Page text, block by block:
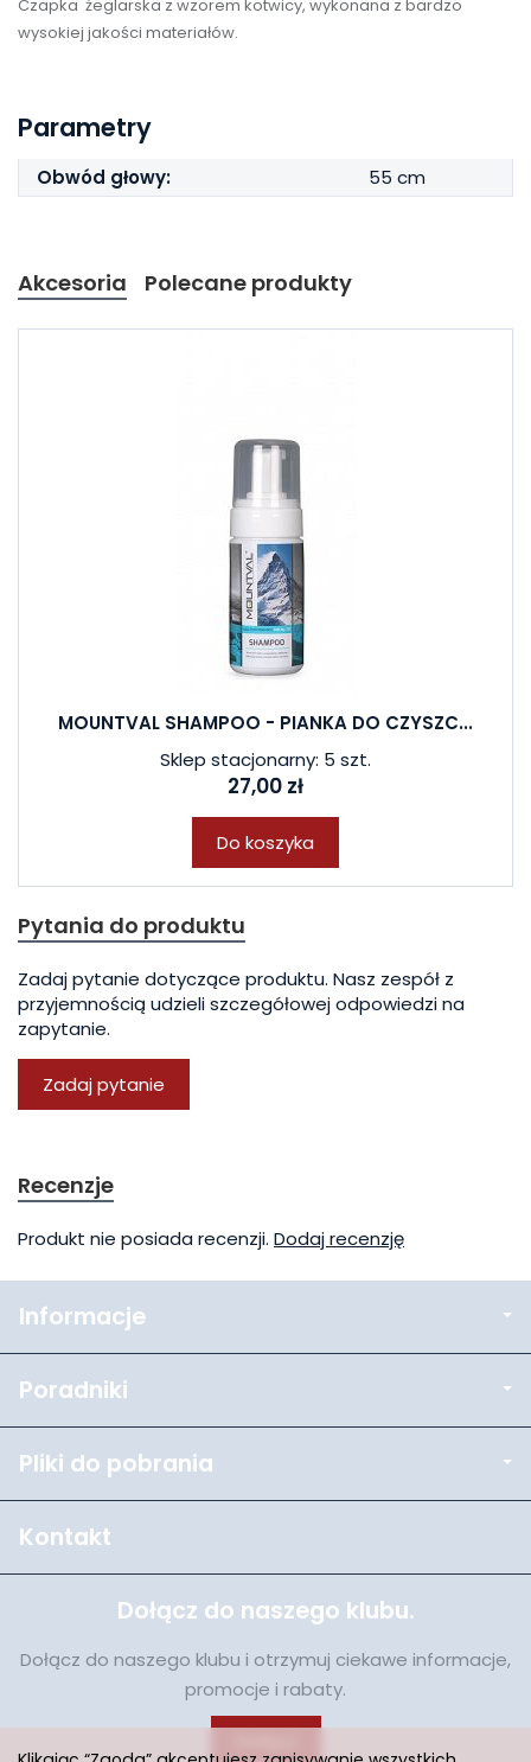
Czapka żeglarska z wzorem kotwicy, wykonana z bardzo
wysokiej jakości materiałów.
Parametry
Obwód głowy: 55 cm
Akcesoria Polecane produkty
MOUNTVAL SHAMPOO - PIANKA DO CZYSZC...
Sklep stacjonarny: 5 szt.
27,00 zł
Do koszyka
Pytania do produktu
Zadaj pytanie dotyczące produktu. Nasz zespół z
przyjemnością udzieli szczegółowej odpowiedzi na
zapytanie.
Zadaj pytanie
Recenzje
Produkt nie posiada recenzji. Dodaj recenzję
Informacje
Poradniki
Pliki do pobrania
Kontakt
Dołącz do naszego klubu.
Dołącz do naszego klubu i otrzymuj ciekawe informacje,
promocje i rabaty.